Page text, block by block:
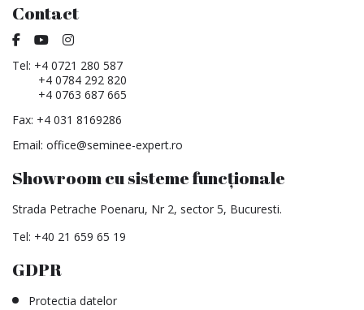
Contact
Tel: +4 0721 280 587
+4 0784 292 820
+4 0763 687 665
Fax: +4 031 8169286
Email: office@seminee-expert.ro
Showroom cu sisteme funcționale
Strada Petrache Poenaru, Nr 2, sector 5, Bucuresti.
Tel: +40 21 659 65 19
GDPR
Protectia datelor